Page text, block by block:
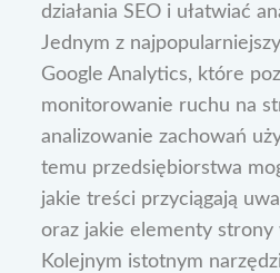
działania SEO i ułatwiać
Jednym z
Google Analytics, które
monitorowanie ruchu na
analizowanie zachowań
temu przedsiębiorstwa
jakie treści przyciągają
oraz jakie elementy strony
Kolejnym istotnym